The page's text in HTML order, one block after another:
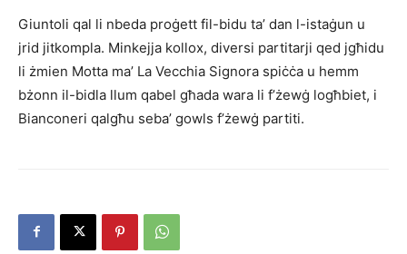
Giuntoli qal li nbeda proġett fil-bidu ta’ dan l-istaġun u
jrid jitkompla. Minkejja kollox, diversi partitarji qed jgħidu
li żmien Motta ma’ La Vecchia Signora spiċċa u hemm
bżonn il-bidla llum qabel għada wara li f’żewġ logħbiet, i
Bianconeri qalgħu seba’ gowls f’żewġ partiti.